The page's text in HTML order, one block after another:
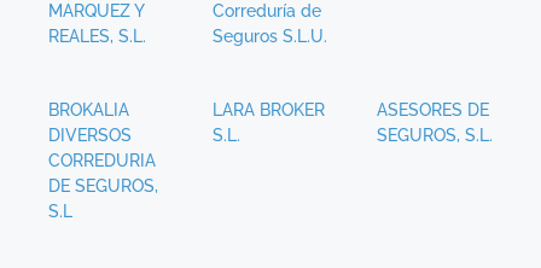
MARQUEZ Y
REALES, S.L.
Correduría de
Seguros S.L.U.
BROKALIA
DIVERSOS
CORREDURIA
DE SEGUROS,
S.L
LARA BROKER
S.L.
ASESORES DE
SEGUROS, S.L.